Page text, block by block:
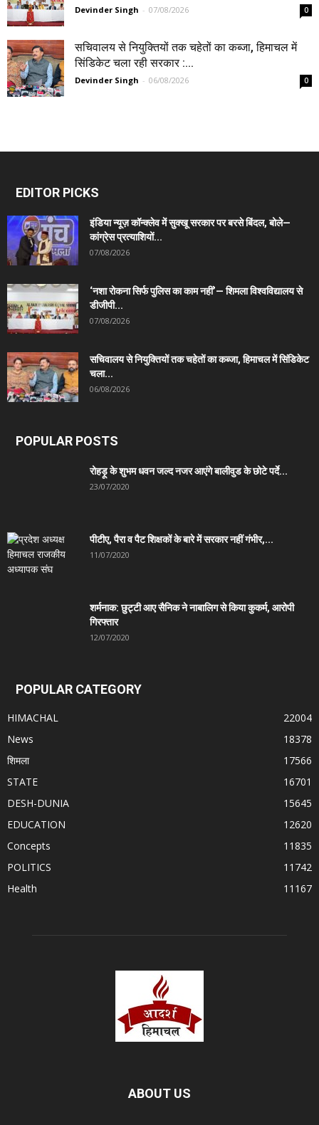
Devinder Singh - 07/08/2026 0
सचिवालय से नियुक्तियों तक चहेतों का कब्जा, हिमाचल में
सिंडिकेट चला रही सरकार :...
Devinder Singh - 06/08/2026 0
EDITOR PICKS
इंडिया न्यूज़ कॉन्क्लेव में सुक्खू सरकार पर बरसे बिंदल, बोले—
कांग्रेस प्रत्याशियों...
07/08/2026
‘नशा रोकना सिर्फ पुलिस का काम नहीं’— शिमला विश्वविद्यालय से
डीजीपी...
07/08/2026
सचिवालय से नियुक्तियों तक चहेतों का कब्जा, हिमाचल में सिंडिकेट
चला...
06/08/2026
POPULAR POSTS
रोहड़ू के शुभम धवन जल्द नजर आएंगे बालीवुड के छोटे पर्दे...
23/07/2020
पीटीए, पैरा व पैट शिक्षकों के बारे में सरकार नहीं गंभीर,...
11/07/2020
शर्मनाक: छुट्टी आए सैनिक ने नाबालिग से किया कुकर्म, आरोपी
गिरफ्तार
12/07/2020
POPULAR CATEGORY
HIMACHAL
22004
News
18378
शिमला
17566
STATE
16701
DESH-DUNIA
15645
EDUCATION
12620
Concepts
11835
POLITICS
11742
Health
11167
ABOUT US